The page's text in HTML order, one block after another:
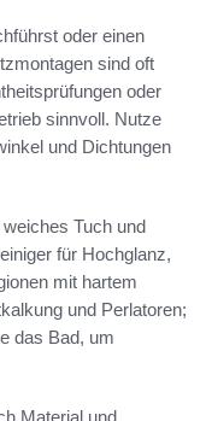
oder einen
sind oft
oder
sinnvoll. Nutze
und Dichtungen
Tuch und
für Hochglanz,
mit hartem
und Perlatoren;
das Bad, um